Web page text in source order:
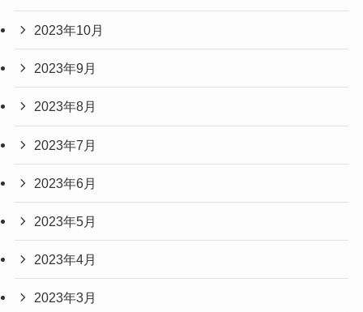
2023年10月
2023年9月
2023年8月
2023年7月
2023年6月
2023年5月
2023年4月
2023年3月